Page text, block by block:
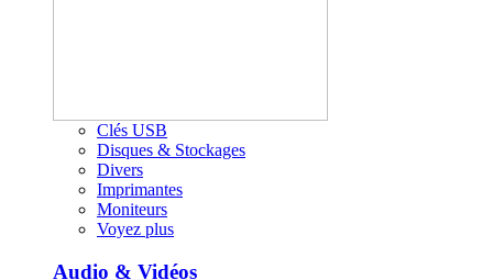
Clés USB
Disques & Stockages
Divers
Imprimantes
Moniteurs
Voyez plus
Audio & Vidéos